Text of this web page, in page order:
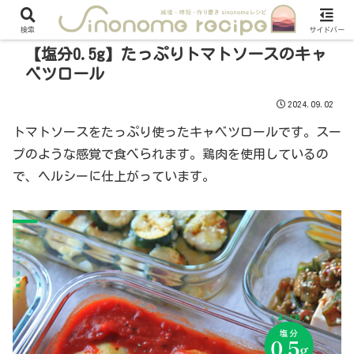
【塩分0.5g】たっぷりトマトソースのキャ
ベツロール
2024.09.02
トマトソースをたっぷり使ったキャベツロールです。スー
プのような感覚で食べられます。鶏肉を使用しているの
で、ヘルシーに仕上がっています。
検索 サイドバー